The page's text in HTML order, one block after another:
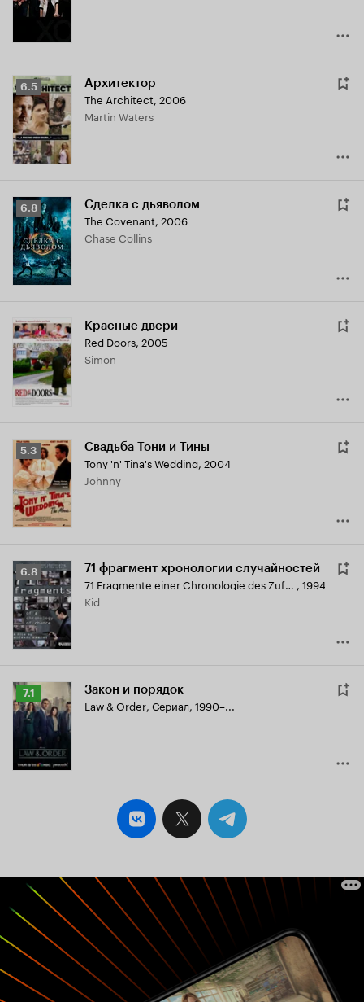
Рейтинг
Кинопоиска
6.5
6.5 Архитектор
The Architect, 2006
Martin Waters
Рейтинг
Кинопоиска
6.8
6.8 Сделка с дьяволом
The Covenant, 2006
Chase Collins
Красные двери
Red Doors, 2005
Simon
Рейтинг
Кинопоиска
5.3
5.3 Свадьба Тони и Тины
Tony 'n' Tina's Wedding, 2004
Johnny
Рейтинг
Кинопоиска
6.8
6.8 71 фрагмент хронологии случайностей
71 Fragmente einer Chronologie des Zufalls , 1994
Kid
Рейтинг
Кинопоиска
7.1
7.1 Закон и порядок
Law & Order, Сериал, 1990–...